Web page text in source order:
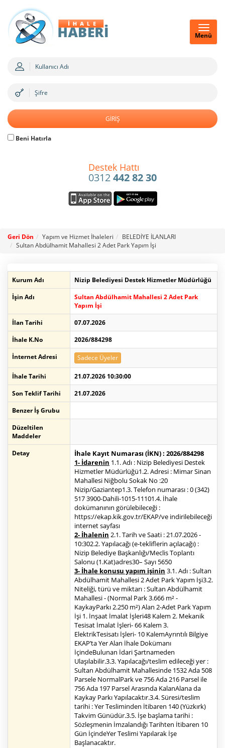
Menü
Beni Hatırla
Destek Hattı
0312442 82 30
Geri Dön Yapım ve Hizmet İhaleleri
BELEDİYE İLANLARI
Sultan Abdülhamit Mahallesi 2 Adet Park Yapım İşi
Kurum Adı
Nizip Belediyesi Destek Hizmetler Müdürlüğü
İşin Adı
Sultan Abdülhamit Mahallesi 2 Adet Park
Yapım İşi
İlan Tarihi
07.07.2026
İhale K.No
2026/884298
İnternet Adresi
Sadece Üyeler
İhale Tarihi
21.07.2026 10:30:00
Son Teklif Tarihi
21.07.2026
Benzer İş Grubu
Düzeltilen
Maddeler
Detay
İhale Kayıt Numarası (İKN) : 2026/884298
1- İdarenin 1.1. Adı : Nizip Belediyesi Destek
Hizmetler Müdürlüğü1.2. Adresi : Mimar Sinan
Mahallesi Niğbolu Sokak No :20
Nizip/Gaziantep1.3. Telefon numarası : 0 (342)
517 3900-Dahili-1015-11101.4. İhale
dokümanının görülebileceği :
https://ekap.kik.gov.tr/EKAP/ve indirilebileceği
internet sayfası
2- İhalenin 2.1. Tarih ve Saati : 21.07.2026 -
10:302.2. Yapılacağı (e-tekliflerin açılacağı) :
Nizip Belediye Başkanlığı/Meclis Toplantı
Salonu (1.Kat)adres30– Sayı 5650
3- İhale konusu yapım işinin 3.1. Adı : Sultan
Abdülhamit Mahallesi 2 Adet Park Yapım İşi3.2.
Niteliği, türü ve miktarı : Sultan Abdülhamit
Mahallesi - (Normal Park 3.666 m² -
KaykayParkı 2.250 m²) Alan 2-Adet Park Yapım
İşi 1. İnşaat İmalat İşleri48 Kalem 2. Mekanik
Tesisat İmalat İşleri- 66 Kalem 3.
ElektrikTesisatı İşleri- 10 KalemAyrıntılı Bilgiye
EKAP’ta Yer Alan İhale Dokümanı
İçindeBulunan İdari Şartnameden
Ulaşılabilir.3.3. Yapılacağı/teslim edileceği yer :
Sultan Abdülhamit Mahallesinde 1532 Ada 508
Parsele NormalPark ve 756 Ada 216 Parsel ile
756 Ada 197 Parsel Arasında KalanAlana da
Kaykay Parkı Yapılacaktır.3.4. Süresi/teslim
tarihi : Yer Tesliminden İtibaren 140 (Yüzkırk)
Takvim Günüdür.3.5. İşe başlama tarihi :
Sözleşmenin İmzalandığı Tarihten İtibaren 10
Gün İçindeYer Teslimi Yapılarak İşe
Başlanacaktır.